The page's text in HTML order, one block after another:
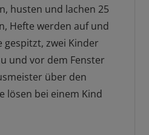
husten und lachen 25
Hefte werden auf und
gespitzt, zwei Kinder
und vor dem Fenster
über den
lösen bei einem Kind